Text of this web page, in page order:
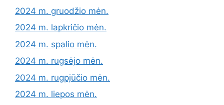
2024 m. gruodžio mėn.
2024 m. lapkričio mėn.
2024 m. spalio mėn.
2024 m. rugsėjo mėn.
2024 m. rugpjūčio mėn.
2024 m. liepos mėn.